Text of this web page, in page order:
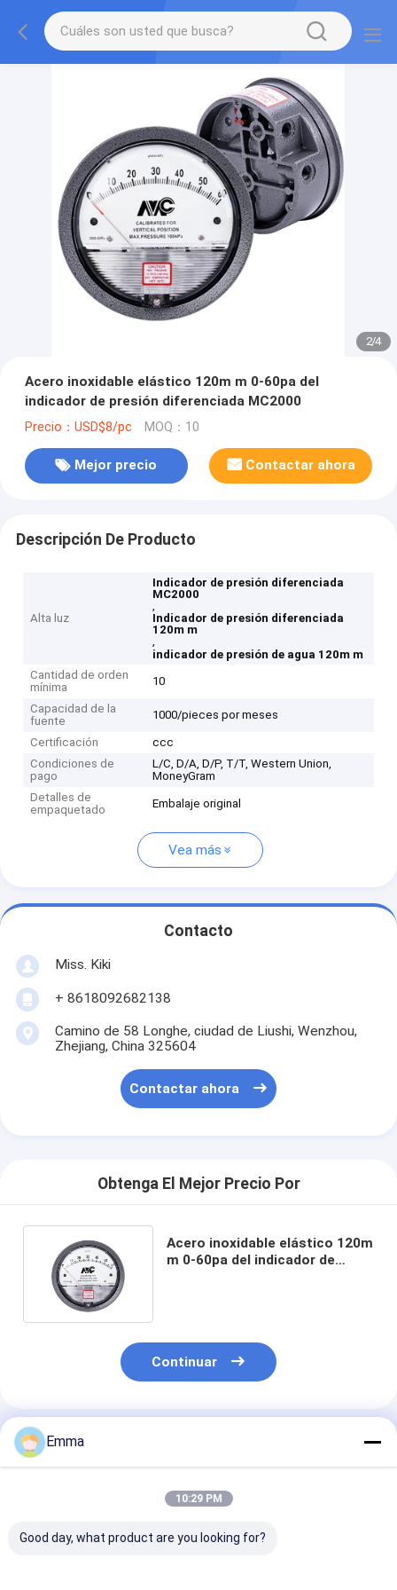
2/4
Acero inoxidable elástico 120m m 0-60pa del
indicador de presión diferenciada MC2000
Precio：USD$8/pc MOQ：10
Mejor precio Contactar ahora
Descripción De Producto
Alta luz
Indicador de presión diferenciada
MC2000
,
Indicador de presión diferenciada
120m m
,
indicador de presión de agua 120m m
Cantidad de orden
mínima
10
Capacidad de la
fuente
1000/pieces por meses
Certificación
ccc
Condiciones de
pago
L/C, D/A, D/P, T/T, Western Union,
MoneyGram
Detalles de
empaquetado
Embalaje original
Vea más
Contacto
Miss. Kiki
+ 8618092682138
Camino de 58 Longhe, ciudad de Liushi, Wenzhou,
Zhejiang, China 325604
Contactar ahora
Obtenga El Mejor Precio Por
Acero inoxidable elástico 120m
m 0-60pa del indicador de
Continuar
Productos Recomendados
Emma
10:29 PM
Good day, what product are you looking for?